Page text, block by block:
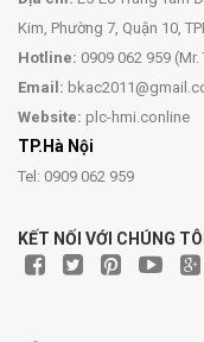
Kim, Phường 7, Quận 10,
Hotline: 0909 062 959 (Mr.
Email:
Website: plc-hmi.conline
TP.Hà Nội
Tel: 0909 062 959
KẾT NỐI VỚI CHÚNG